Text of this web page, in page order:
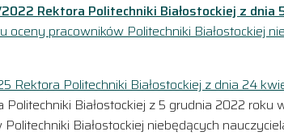
2022 Rektora Politechniki Białostockiej z
oceny pracowników Politechniki Białostockiej
Rektora Politechniki Białostockiej z dnia 24
Politechniki Białostockiej z 5 grudnia 2022
Białostockiej niebędących